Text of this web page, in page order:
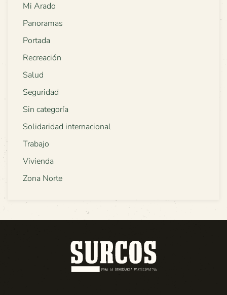
Mi Arado
Panoramas
Portada
Recreación
Salud
Seguridad
Sin categoría
Solidaridad internacional
Trabajo
Vivienda
Zona Norte